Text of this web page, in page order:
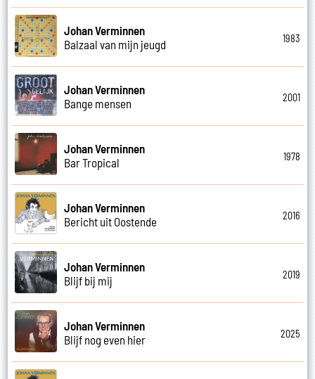
Johan Verminnen
Balzaal van mijn jeugd
1983
Johan Verminnen
Bange mensen
2001
Johan Verminnen
Bar Tropical
1978
Johan Verminnen
Bericht uit Oostende
2016
Johan Verminnen
Blijf bij mij
2019
Johan Verminnen
Blijf nog even hier
2025